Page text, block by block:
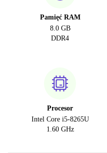
Pamięć RAM
8.0 GB
DDR4
Procesor
Intel Core i5-8265U
1.60 GHz